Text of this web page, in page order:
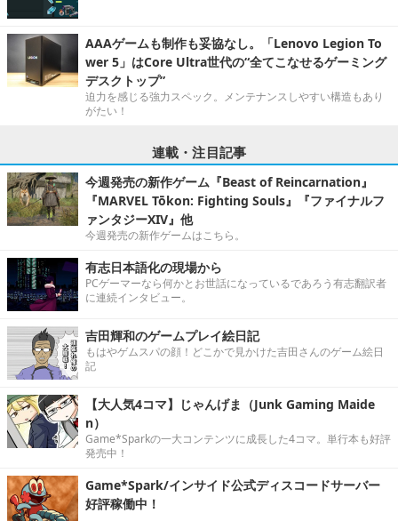
AAAゲームも制作も妥協なし。「Lenovo Legion To
wer 5」はCore Ultra世代の“全てこなせるゲーミング
デスクトップ”
迫力を感じる強力スペック。メンテナンスしやすい構造もあり
がたい！
連載・注目記事
今週発売の新作ゲーム『Beast of Reincarnation』
『MARVEL Tōkon: Fighting Souls』『ファイナルフ
ァンタジーXIV』他
今週発売の新作ゲームはこちら。
有志日本語化の現場から
PCゲーマーなら何かとお世話になっているであろう有志翻訳者
に連続インタビュー。
吉田輝和のゲームプレイ絵日記
もはやゲムスパの顔！どこかで見かけた吉田さんのゲーム絵日
記
【大人気4コマ】じゃんげま（Junk Gaming Maide
n）
Game*Sparkの一大コンテンツに成長した4コマ。単行本も好評
発売中！
Game*Spark/インサイド公式ディスコードサーバー
好評稼働中！